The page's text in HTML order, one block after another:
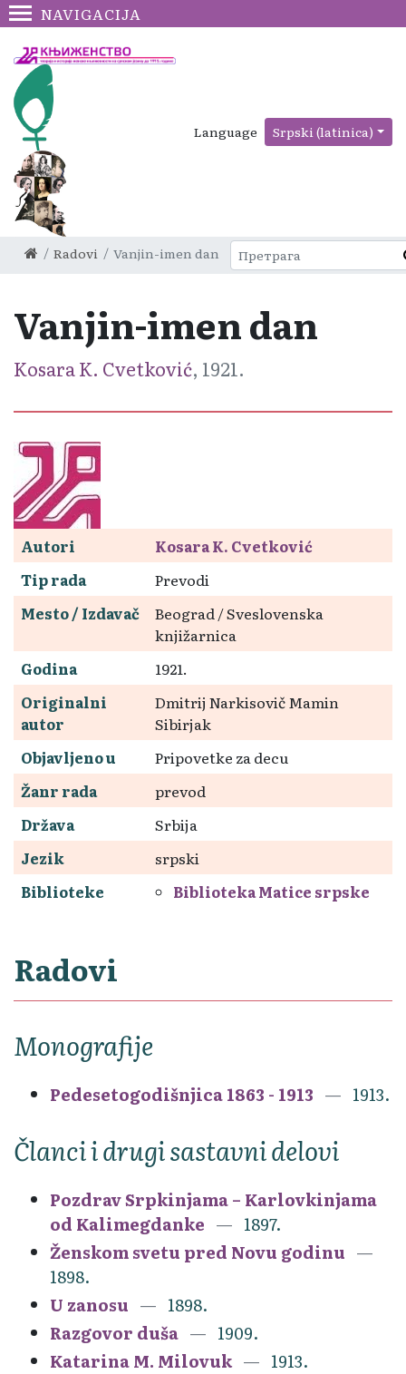
NAVIGACIJA
Language Srpski (latinica)
Radovi Vanjin-imen dan
Vanjin-imen dan
Kosara K. Cvetković, 1921.
Autori
Kosara K. Cvetković
Tip rada
Prevodi
Mesto / Izdavač
Beograd / Sveslovenska
knjižarnica
Godina
1921.
Originalni
autor
Dmitrij Narkisovič Mamin
Sibirjak
Objavljeno u
Pripovetke za decu
Žanr rada
prevod
Država
Srbija
Jezik
srpski
Biblioteke
Biblioteka Matice srpske
Radovi
Monografije
Pedesetogodišnjica 1863 - 1913 1913.
Članci i drugi sastavni delovi
Pozdrav Srpkinjama – Karlovkinjama
od Kalimegdanke
1897.
Ženskom svetu pred Novu godinu
1898.
U zanosu
1898.
Razgovor duša
1909.
Katarina M. Milovuk
1913.